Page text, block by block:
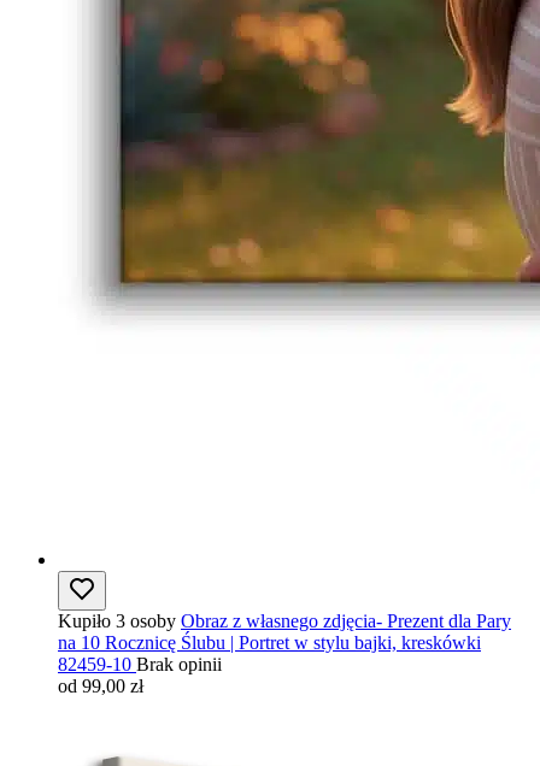
Kupiło 3 osoby Obraz z własnego zdjęcia- Prezent dla Pary
na 10 Rocznicę Ślubu | Portret w stylu bajki, kreskówki
82459-10 Brak opinii
od 99,00 zł